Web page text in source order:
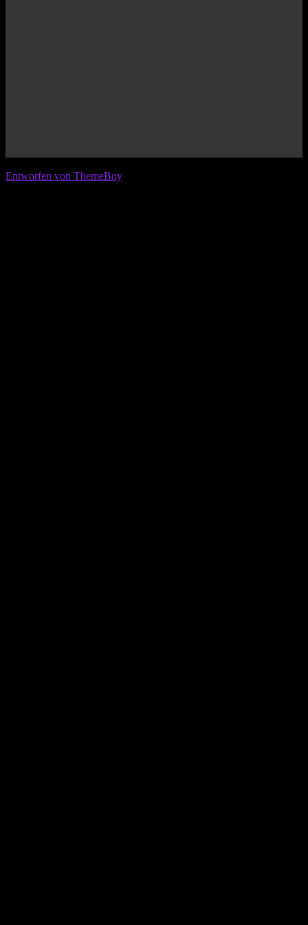
Entworfen von ThemeBoy